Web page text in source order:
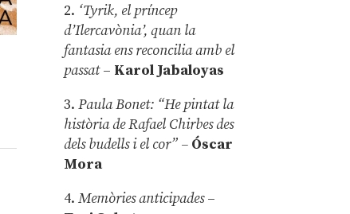
2. ‘Tyrik, el príncep
d’Ilercavònia’, quan la
fantasia ens reconcilia amb el
passat– Karol Jabaloyas
3.Paula Bonet: “He pintat la
història de Rafael Chirbes des
dels budells i el cor” – Óscar
Mora
4.Memòries anticipades–